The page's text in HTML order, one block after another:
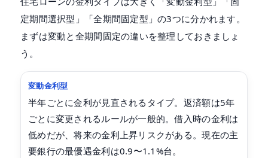
定期間選択型」「全期間固定型」の3つに分かれます。
まずは変動と全期間固定の違いを整理しておきましょ
う。
変動金利型
半年ごとに金利が見直されるタイプ。返済額は5年
ごとに変更されるルールが一般的。借入時の金利は
低めだが、将来の金利上昇リスクがある。現在の主
要銀行の最優遇金利は0.9〜1.1%台。